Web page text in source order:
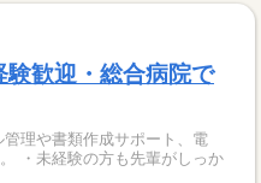
歓迎・総合病院で
理や書類作成サポート、電
・未経験の方も先輩がしっか